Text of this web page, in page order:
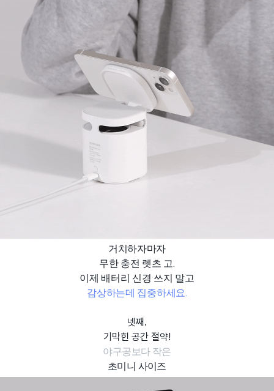
거치하자마자
무한 충전 렛츠 고.
이제 배터리 신경 쓰지 말고
감상하는데 집중하세요.
넷째.
기막힌 공간 절약!
야구공보다 작은
초미니 사이즈